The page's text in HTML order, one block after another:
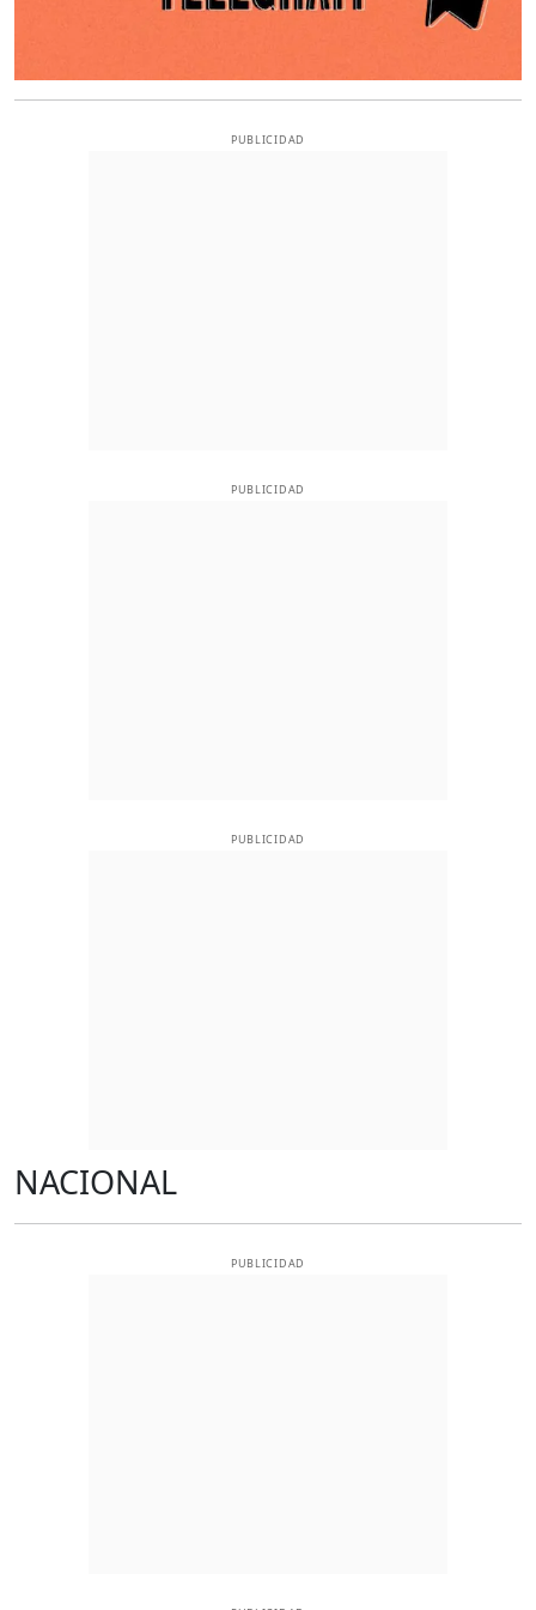
PUBLICIDAD
PUBLICIDAD
PUBLICIDAD
NACIONAL
PUBLICIDAD